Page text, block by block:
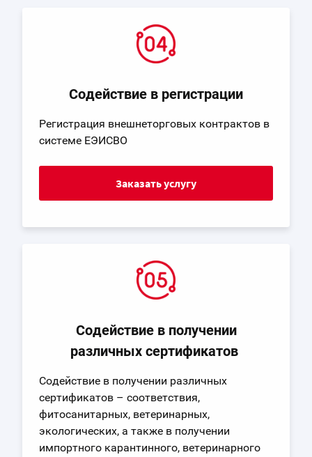
Содействие в регистрации
Регистрация внешнеторговых контрактов в
системе ЕЭИСВО
Заказать услугу
Содействие в получении
различных сертификатов
Содействие в получении различных
сертификатов – соответствия,
фитосанитарных, ветеринарных,
экологических, а также в получении
импортного карантинного, ветеринарного